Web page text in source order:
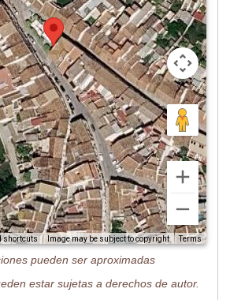
shortcuts Image may be subject to copyright Terms
pueden ser aproximadas
estar sujetas a derechos de autor.